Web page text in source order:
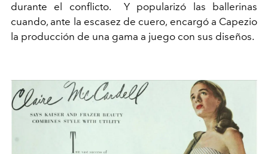
durante el conflicto. Y popularizó las ballerinas
cuando, ante la escasez de cuero, encargó a Capezio
la producción de una gama a juego con sus diseños.